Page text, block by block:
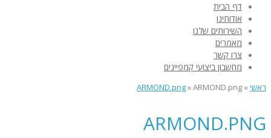
דף הבית
אודותינו
השירותים שלנו
מאמרים
צרו קשר
מחשבון ביצועי קמפיינים
ראשי »
ARMOND.png»ARMOND.png
ARMOND.PNG